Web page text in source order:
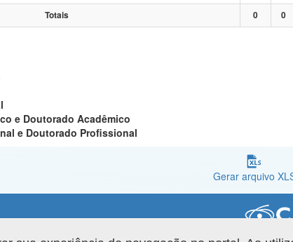
Totais
0 0
e Doutorado Acadêmico
e Doutorado Profissional
Gerar arquivo